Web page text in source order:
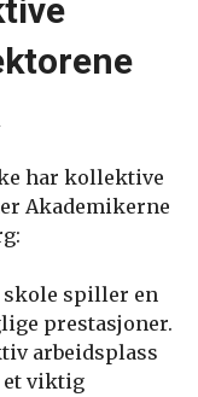
har kollektive
Akademikerne
skole spiller en
prestasjoner.
arbeidsplass
et viktig